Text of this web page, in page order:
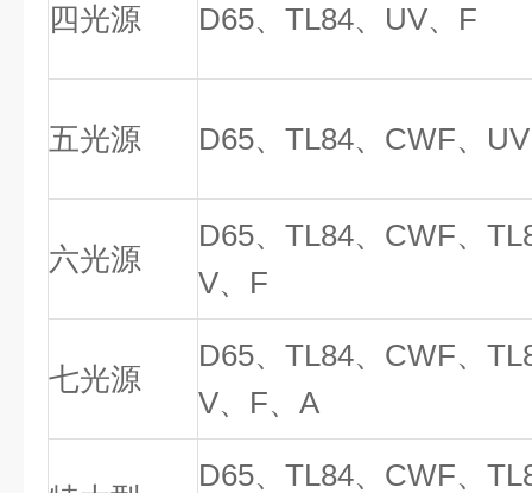
四光源 D65、TL84、UV、F
五光源 D65、TL84、CWF、
六光源
D65、TL84、CWF、
V、F
七光源
D65、TL84、CWF、
V、F、A
D65、TL84、CWF、